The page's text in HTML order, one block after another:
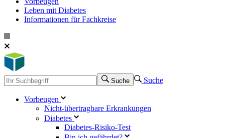
Leben mit Diabetes
Informationen für Fachkreise
Suche Suche
Vorbeugen
Nicht-übertragbare Erkrankungen
Diabetes
Diabetes-Risiko-Test